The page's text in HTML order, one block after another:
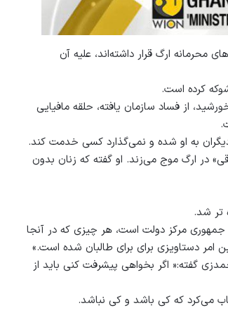
ارگ قرار داشته‌اند، علیه آن
کرده است.
از فساد سازمان یافته، حلقه مافیایی
به او شده و نمی‌گذارد کسی خدمت کند.
در ارگ موج می‌زند. او گفته که زنان بدون
تر شد.
مرکز دولت است، هر چیزی که در آنجا
دستاویزی برای برای طالبان شده است.»
گفته:« اگر بخواهی پیشرفت کنی باید از
می‌کرد که کی باشد و کی نباشد.